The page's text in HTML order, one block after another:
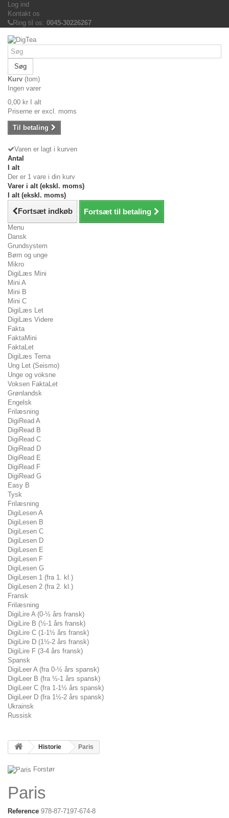
Log ind
Kontakt os
Ring til os: 0045-30226267
Søg
Kurv (tom)
Ingen varer
0,00 kr
I alt
Priserne er excl. moms
Til betaling
Varen er lagt i kurven
Antal
I alt
Der er 1 vare i din kurv
Varer i alt (ekskl. moms)
I alt (ekskl. moms)
Fortsæt indkøb Fortsæt til betaling
Menu
Dansk
Grundsystem
Børn og unge
Mikro
DigiLæs Mini
Mini A
Mini B
Mini C
DigiLæs Let
DigiLæs Videre
Fakta
FaktaMini
FaktaLet
DigiLæs Tema
Ung Let (Seismo)
Unge og voksne
Voksen FaktaLet
Grønlandsk
Engelsk
Frilæsning
DigiRead A
DigiRead B
DigiRead C
DigiRead D
DigiRead E
DigiRead F
DigiRead G
Easy B
Tysk
Frilæsning
DigiLesen A
DigiLesen B
DigiLesen C
DigiLesen D
DigiLesen E
DigiLesen F
DigiLesen G
DigiLesen 1 (fra 1. kl.)
DigiLesen 2 (fra 2. kl.)
Fransk
Frilæsning
DigiLire A (0-½ års fransk)
DigiLire B (½-1 års fransk)
DigiLire C (1-1½ års fransk)
DigiLire D (1½-2 års fransk)
DigiLire F (3-4 års fransk)
Spansk
DigiLeer A (fra 0-½ års spansk)
DigiLeer B (fra ½-1 års spansk)
DigiLeer C (fra 1-1½ års spansk)
DigiLeer D (fra 1½-2 års spansk)
Ukrainsk
Russisk
Historie Paris
Forstør
Paris
Reference 978-87-7197-674-8